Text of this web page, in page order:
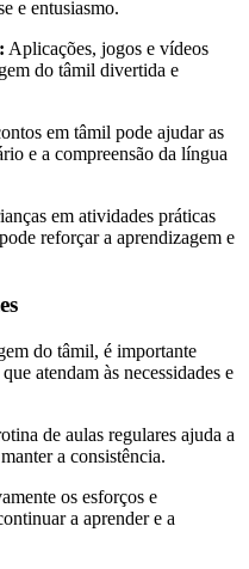
e entusiasmo.
Aplicações, jogos e vídeos
do tâmil divertida e
em tâmil pode ajudar as
e a compreensão da língua
em atividades práticas
reforçar a aprendizagem e
do tâmil, é importante
atendam às necessidades e
de aulas regulares ajuda a
a consistência.
os esforços e
a aprender e a